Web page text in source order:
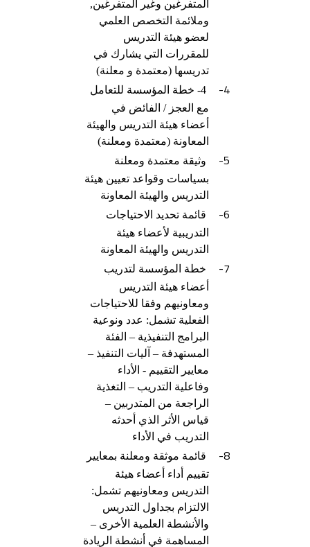
المتفرغين وغير المتفرغين,
وملائمة التخصص العلمي
لعضو هيئة التدريس
للمقررات التي يشارك في
تدريسها (معتمدة و معلنة)
4-
4- خطة المؤسسة للتعامل
مع العجز / الفائض في
أعضاء هيئة التدريس والهيئة
المعاونة (معتمدة ومعلنة)
5-
وثيقة معتمدة ومعلنة
بسياسات وقواعد تعيين هيئة
التدريس والهيئة المعاونة
6-
قائمة تحديد الاحتياجات
التدريبية لأعضاء هيئة
التدريس والهيئة المعاونة
7-
خطة المؤسسة لتدريب
أعضاء هيئة التدريس
ومعاونيهم وفقا للاحتياجات
الفعلية تشمل: عدد ونوعية
البرامج التنفيذية – الفئة
المستهدفة – آليات التنفيذ –
معايير التقييم - الأداء
وفاعلية التدريب – التغذية
الراجعة من المتدربين –
قياس الأثر الذي أحدثه
التدريب في الأداء
8-
قائمة موثقة ومعلنة بمعايير
تقييم أداء أعضاء هيئة
التدريس ومعاونيهم تشمل:
الالتزام بجداول التدريس
والأنشطة العلمية الأخرى –
المساهمة في أنشطة الريادة